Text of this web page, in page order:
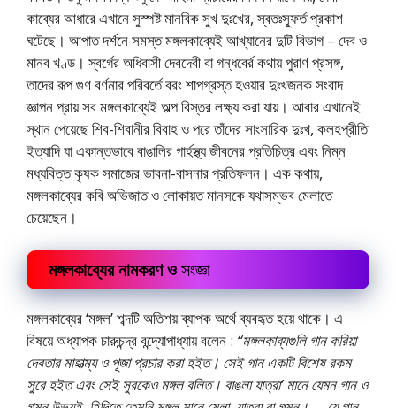
কাব্যের আধারে এখানে সুস্পষ্ট মানবিক সুখ দুঃখের, স্বতঃস্ফূর্ত প্রকাশ
ঘটেছে। আপাত দর্শনে সমস্ত মঙ্গলকাব্যেই আখ্যানের দুটি বিভাগ – দেব ও
মানব খণ্ড। স্বর্গের অধিবাসী দেবদেবী বা গন্ধবের্র কথায় পুরাণ প্রসঙ্গ,
তাদের রূপ গুণ বর্ণনার পরিবর্তে বরং শাপগ্রস্ত হওয়ার দুঃখজনক সংবাদ
জ্ঞাপন প্রায় সব মঙ্গলকাব্যেই অল্প বিস্তর লক্ষ্য করা যায়। আবার এখানেই
স্থান পেয়েছে শিব-শিবানীর বিবাহ ও পরে তাঁদের সাংসারিক দুঃখ, কলহপ্রীতি
ইত্যাদি যা একান্তভাবে বাঙালির গার্হস্থ্য জীবনের প্রতিচিত্র এবং নিম্ন
মধ্যবিত্ত কৃষক সমাজের ভাবনা-বাসনার প্রতিফলন। এক কথায়,
মঙ্গলকাব্যের কবি অভিজাত ও লোকায়ত মানসকে যথাসম্ভব মেলাতে
চেয়েছেন।
মঙ্গলকাব্যের নামকরণ ওসংজ্ঞা
মঙ্গলকাব্যের ‘মঙ্গল’ শব্দটি অতিশয় ব্যাপক অর্থে ব্যবহৃত হয়ে থাকে। এ
বিষয়ে অধ্যাপক চারুচন্দ্র বন্দ্যোপাধ্যায় বলেন : “মঙ্গলকাব্যগুলি গান করিয়া
দেবতার মাহাত্ম্য ও পূজা প্রচার করা হইত। সেই গান একটি বিশেষ রকম
সুরে হইত এবং সেই সুরকেও মঙ্গল বলিত। বাঙলা যাত্রা’ মানে যেমন গান ও